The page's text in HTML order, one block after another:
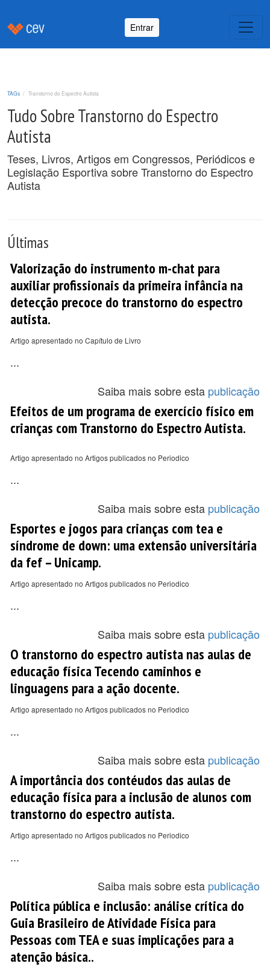
Entrar
TAGs Transtorno do Espectro Autista
Tudo Sobre Transtorno do Espectro
Autista
Teses, Livros, Artigos em Congressos, Periódicos e
Legislação Esportiva sobre Transtorno do Espectro
Autista
Últimas
Valorização do instrumento m-chat para
auxiliar profissionais da primeira infância na
detecção precoce do transtorno do espectro
autista.
Artigo apresentado no Capítulo de Livro
...
Saiba mais sobre esta publicação
Efeitos de um programa de exercício físico em
crianças com Transtorno do Espectro Autista.
Artigo apresentado no Artigos publicados no Periodico
...
Saiba mais sobre esta publicação
Esportes e jogos para crianças com tea e
síndrome de down: uma extensão universitária
da fef – Unicamp.
Artigo apresentado no Artigos publicados no Periodico
...
Saiba mais sobre esta publicação
O transtorno do espectro autista nas aulas de
educação física Tecendo caminhos e
linguagens para a ação docente.
Artigo apresentado no Artigos publicados no Periodico
...
Saiba mais sobre esta publicação
A importância dos contéudos das aulas de
educação física para a inclusão de alunos com
transtorno do espectro autista.
Artigo apresentado no Artigos publicados no Periodico
...
Saiba mais sobre esta publicação
Política pública e inclusão: análise crítica do
Guia Brasileiro de Atividade Física para
Pessoas com TEA e suas implicações para a
atenção básica..